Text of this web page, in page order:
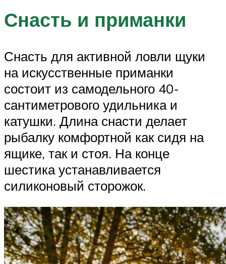
Снасть и приманки
Снасть для активной ловли щуки
на искусственные приманки
состоит из самодельного 40-
сантиметрового удильника и
катушки. Длина снасти делает
рыбалку комфортной как сидя на
ящике, так и стоя. На конце
шестика устанавливается
силиконовый сторожок.